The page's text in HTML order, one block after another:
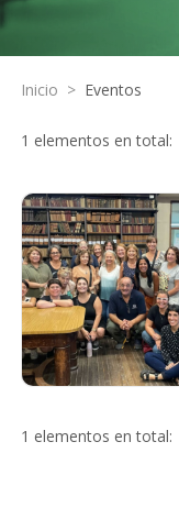
Inicio > Eventos
1 elementos en total:
1 elementos en total: